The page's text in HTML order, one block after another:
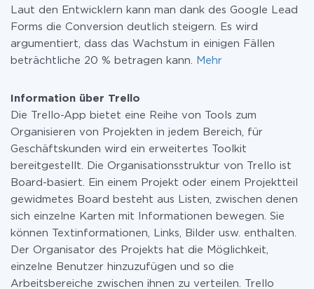
Laut den Entwicklern kann man dank des Google Lead
Forms die Conversion deutlich steigern. Es wird
argumentiert, dass das Wachstum in einigen Fällen
beträchtliche 20 % betragen kann.
Mehr
Information über Trello
Die Trello-App bietet eine Reihe von Tools zum
Organisieren von Projekten in jedem Bereich, für
Geschäftskunden wird ein erweitertes Toolkit
bereitgestellt. Die Organisationsstruktur von Trello ist
Board-basiert. Ein einem Projekt oder einem Projektteil
gewidmetes Board besteht aus Listen, zwischen denen
sich einzelne Karten mit Informationen bewegen. Sie
können Textinformationen, Links, Bilder usw. enthalten.
Der Organisator des Projekts hat die Möglichkeit,
einzelne Benutzer hinzuzufügen und so die
Arbeitsbereiche zwischen ihnen zu verteilen. Trello